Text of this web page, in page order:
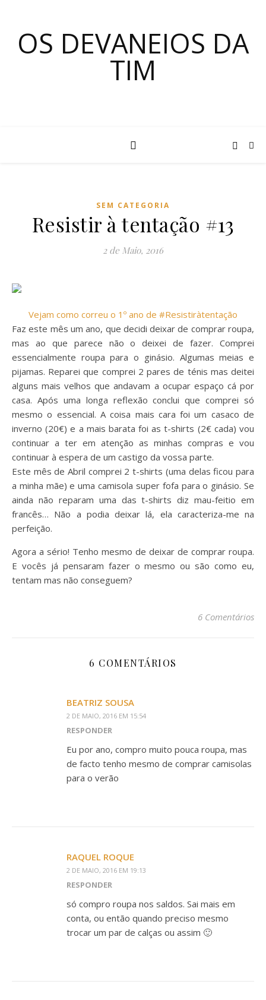
OS DEVANEIOS DA
TIM
SEM CATEGORIA
Resistir à tentação #13
2 de Maio, 2016
Vejam como correu o 1º ano de #Resistiràtentação
Faz este mês um ano, que decidi deixar de comprar roupa,
mas ao que parece não o deixei de fazer. Comprei
essencialmente roupa para o ginásio. Algumas meias e
pijamas. Reparei que comprei 2 pares de ténis mas deitei
alguns mais velhos que andavam a ocupar espaço cá por
casa. Após uma longa reflexão conclui que comprei só
mesmo o essencial. A coisa mais cara foi um casaco de
inverno (20€) e a mais barata foi as t-shirts (2€ cada) vou
continuar a ter em atenção as minhas compras e vou
continuar à espera de um castigo da vossa parte.
Este mês de Abril comprei 2 t-shirts (uma delas ficou para
a minha mãe) e uma camisola super fofa para o ginásio. Se
ainda não reparam uma das t-shirts diz mau-feitio em
francês… Não a podia deixar lá, ela caracteriza-me na
perfeição.
Agora a sério! Tenho mesmo de deixar de comprar roupa.
E vocês já pensaram fazer o mesmo ou são como eu,
tentam mas não conseguem?
6 Comentários
6 COMENTÁRIOS
BEATRIZ SOUSA
2 DE MAIO, 2016 EM 15:54
RESPONDER
Eu por ano, compro muito pouca roupa, mas
de facto tenho mesmo de comprar camisolas
para o verão
RAQUEL ROQUE
2 DE MAIO, 2016 EM 19:13
RESPONDER
só compro roupa nos saldos. Sai mais em
conta, ou então quando preciso mesmo
trocar um par de calças ou assim 🙂